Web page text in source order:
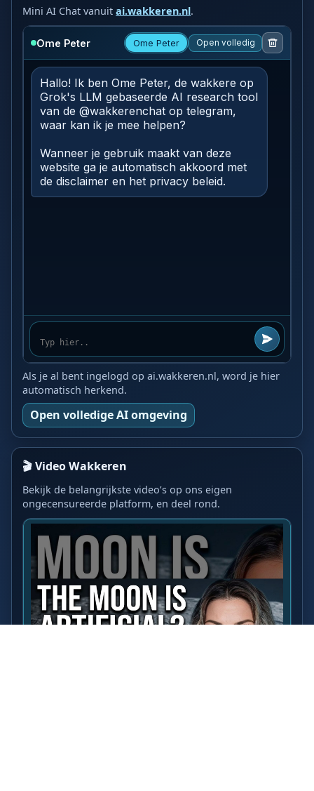
Mini AI Chat vanuitai.wakkeren.nl.
Als je al bent ingelogd op ai.wakkeren.nl, word je hier
automatisch herkend.
Open volledige AI omgeving
🎬 Video Wakkeren
Bekijk de belangrijkste video’s op ons eigen
ongecensureerde platform, en deel rond.